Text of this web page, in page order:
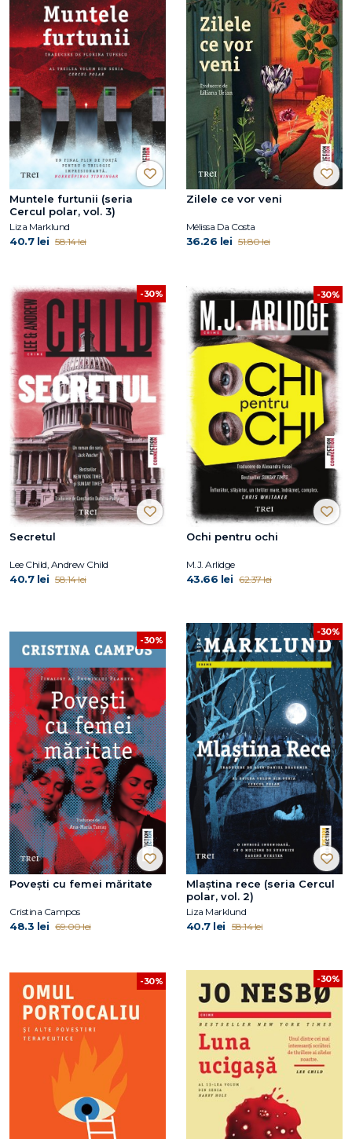
Muntele furtunii (seria
Cercul polar, vol. 3)
Liza Marklund
40.7 lei 58.14 lei
Zilele ce vor veni
Mélissa Da Costa
36.26 lei 51.80 lei
-30%
Secretul
Lee Child, Andrew Child
40.7 lei 58.14 lei
-30%
Ochi pentru ochi
M.J. Arlidge
43.66 lei 62.37 lei
-30%
Povești cu femei măritate
Cristina Campos
48.3 lei 69.00 lei
-30%
Mlaștina rece (seria Cercul
polar, vol. 2)
Liza Marklund
40.7 lei 58.14 lei
-30% -30%